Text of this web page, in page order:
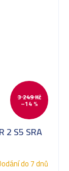
3 249 Kč
–14 %
2 S5 SRA
do 7 dnů